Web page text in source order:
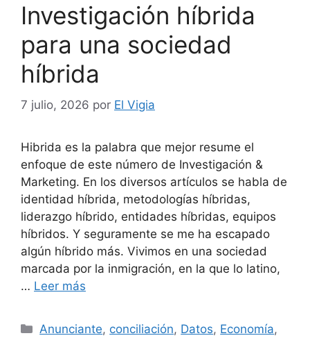
Investigación híbrida
para una sociedad
híbrida
7 julio, 2026 por El Vigia
Hibrida es la palabra que mejor resume el
enfoque de este número de Investigación &
Marketing. En los diversos artículos se habla de
identidad híbrida, metodologías híbridas,
liderazgo híbrido, entidades híbridas, equipos
híbridos. Y seguramente se me ha escapado
algún híbrido más. Vivimos en una sociedad
marcada por la inmigración, en la que lo latino,
… Leer más
Categorías
Anunciante, conciliación, Datos, Economía,